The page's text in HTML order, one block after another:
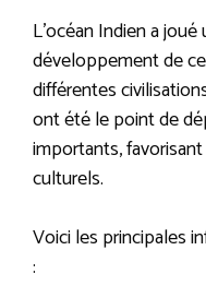
L’océan Indien a
développement de
différentes
ont été le point de
importants,
culturels.
Voici les principales
: